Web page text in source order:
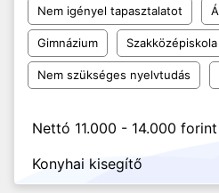
Nem igényel tapasztalatot
Gimnázium Szakközépiskola
Nem szükséges nyelvtudás
Nettó 11.000 - 14.000
Konyhai kisegítő